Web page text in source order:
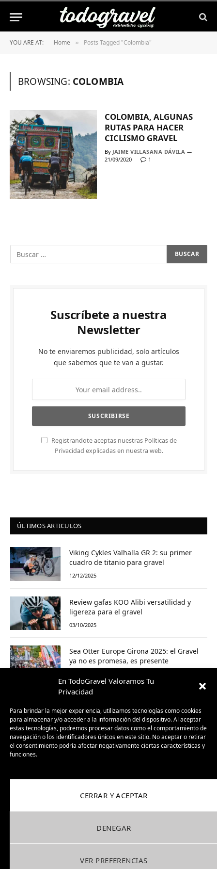
En TodoGravel Valoramos Tu
Privacidad
Para brindar la mejor experiencia, utilizamos tecnologías como cookies
para almacenar y/o acceder a la información del dispositivo. Al aceptar
estas tecnologías, podremos procesar datos como el comportamiento de
navegación o los identificadores únicos en este sitio. No aceptar o retirar
el consentimiento podría afectar negativamente ciertas características y
funciones.
CERRAR Y ACEPTAR
DENEGAR
VER PREFERENCIAS
YOU ARE AT: Home » Posts Tagged "Colombia"
BROWSING: COLOMBIA
COLOMBIA, ALGUNAS
RUTAS PARA HACER
CICLISMO GRAVEL
By JAIME VILLASANA DÁVILA
21/09/2020
1
Suscríbete a nuestra
Newsletter
No te enviaremos publicidad, solo artículos
que sabemos que te van a gustar.
Registrandote aceptas nuestras Políticas de
Privacidad explicadas en nuestra web.
ÚLTIMOS ARTICULOS
Viking Cykles Valhalla GR 2: su primer
cuadro de titanio para gravel
12/12/2025
Review gafas KOO Alibi versatilidad y
ligereza para el gravel
03/10/2025
Sea Otter Europe Girona 2025: el Gravel
ya no es promesa, es presente
perderte (y encontrar caminos nuevos)
23/09/2025
FacebookX
InstagramPinterest